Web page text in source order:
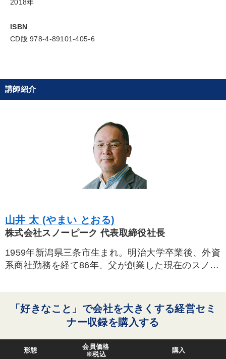
2018年
ISBN
CD版 978-4-89101-405-6
講師紹介
山井 太 (やまい とおる)
株式会社スノーピーク 代表取締役社長
1959年新潟県三条市生まれ。明治大学卒業後、外資
系商社勤務を経て86年、父が創業した現在のスノー
オートキャンプのブランドを築く。96年から現職。
毎年30～ 60泊をキャンプで過ごすアウトドア愛好
家であり、徹底的にユーザーの立場に立った革新的
なプロダクツやサービスを提供し続けている。14年
12月東証マザーズに上場、15年12月東証一部に市
場変更。著書に、『スノーピーク「好きなことだけ!
「好きなこと」で会社を大きくする経営セミ
ナー収録を購入する
形態
会員価格
※税込
購入